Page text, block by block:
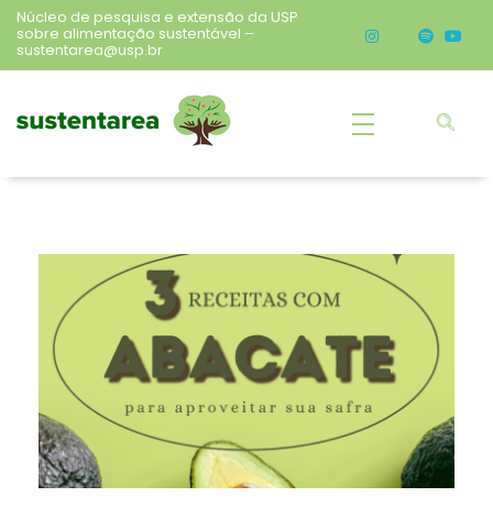
Núcleo de pesquisa e extensão da USP
sobre alimentação sustentável –
sustentarea@usp.br
Sustentarea